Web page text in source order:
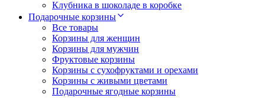
Клубника в шоколаде в коробке
Подарочные корзины
Все товары
Корзины для женщин
Корзины для мужчин
Фруктовые корзины
Корзины с сухофруктами и орехами
Корзины с живыми цветами
Подарочные ягодные корзины